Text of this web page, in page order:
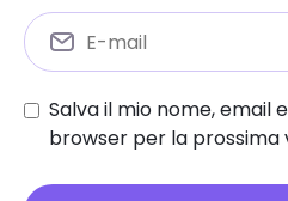
Salva il mio nome, email
browser per la